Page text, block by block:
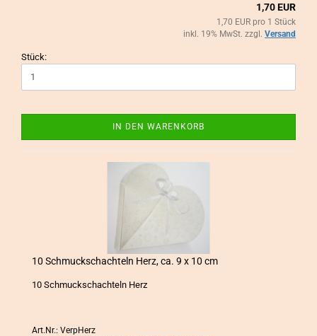
1,70 EUR
1,70 EUR pro 1 Stück
inkl. 19% MwSt. zzgl. Versand
Stück:
IN DEN WARENKORB
10 Schmuck­schach­teln Herz, ca. 9 x 10 cm
10 Schmuck­schach­teln Herz
Art.Nr.: VerpHerz